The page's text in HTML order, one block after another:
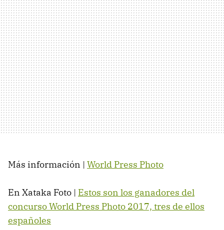
Más información | World Press Photo
En Xataka Foto | Estos son los ganadores del
concurso World Press Photo 2017, tres de ellos
españoles